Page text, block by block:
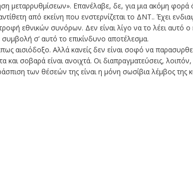
μεταρρυθμίσεων». Επανέλαβε, δε, για μια ακόμη
από εκείνη που ενστερνίζεται το ΔΝΤ.. Έχει
εθνικών συνόρων. Δεν είναι λίγο να το λέει αυτό ο
συμβολή σ’ αυτό το επικίνδυνο αποτέλεσμα.
αισιόδοξο. Αλλά κανείς δεν είναι σοφό να
σοβαρά είναι ανοιχτά. Οι διαπραγματεύσεις,
των θέσεών της είναι η μόνη σωσίβια λέμβος της